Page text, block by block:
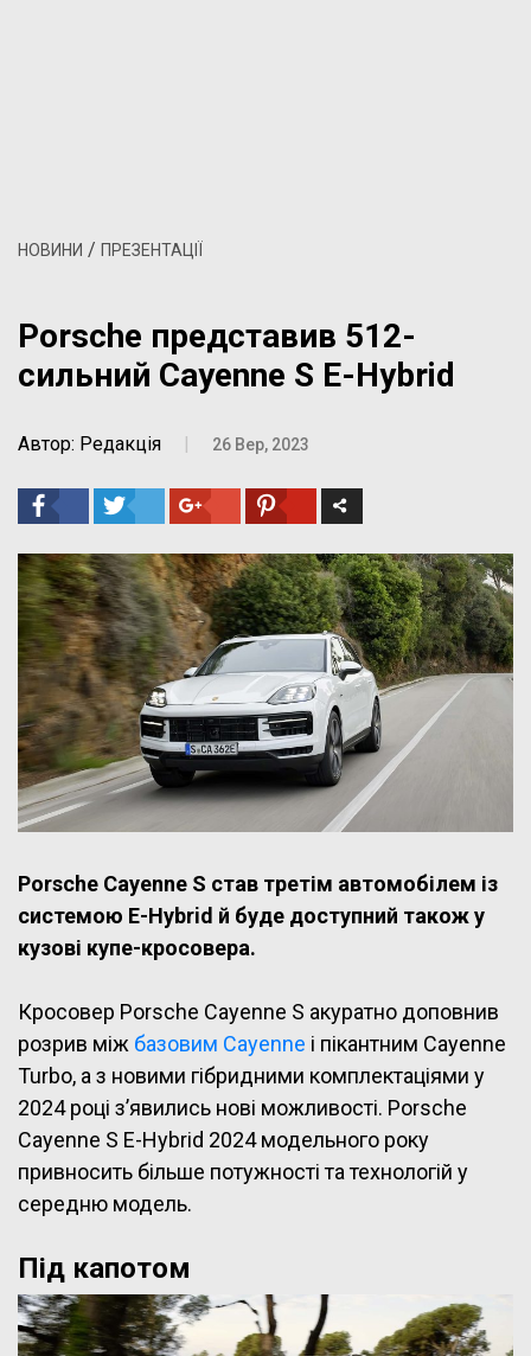
НОВИНИ / ПРЕЗЕНТАЦІЇ
Porsche представив 512-
сильний Cayenne S E-Hybrid
Автор: Редакція 26 Вер, 2023
Porsche Cayenne S став третім автомобілем із
системою E-Hybrid й буде доступний також у
кузові купе-кросовера.
Кросовер Porsche Cayenne S акуратно доповнив
розрив між базовим Cayenne і пікантним Cayenne
Turbo, а з новими гібридними комплектаціями у
2024 році з’явились нові можливості. Porsche
Cayenne S E-Hybrid 2024 модельного року
привносить більше потужності та технологій у
середню модель.
Під капотом